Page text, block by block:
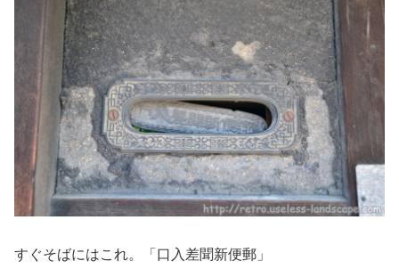
すぐそばにはこれ。「口入差聞新便郵」